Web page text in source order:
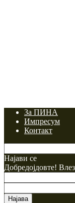
За ПИНА
Импресум
Контакт
Најави се
Добредојдовте!